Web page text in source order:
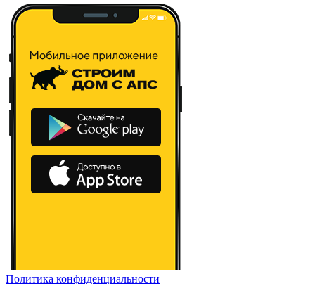
Политика конфиденциальности